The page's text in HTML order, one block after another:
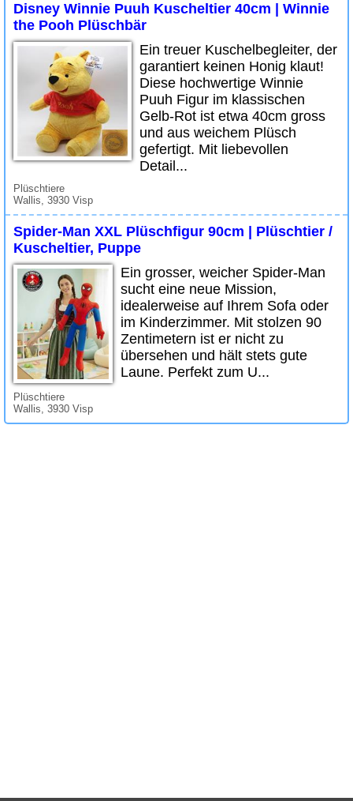
Disney Winnie Puuh Kuscheltier 40cm | Winnie
the Pooh Plüschbär
Ein treuer Kuschelbegleiter, der
garantiert keinen Honig klaut!
Diese hochwertige Winnie
Puuh Figur im klassischen
Gelb-Rot ist etwa 40cm gross
und aus weichem Plüsch
gefertigt. Mit liebevollen
Detail...
Plüschtiere
Wallis, 3930 Visp
Spider-Man XXL Plüschfigur 90cm | Plüschtier /
Kuscheltier, Puppe
Ein grosser, weicher Spider-Man
sucht eine neue Mission,
idealerweise auf Ihrem Sofa oder
im Kinderzimmer. Mit stolzen 90
Zentimetern ist er nicht zu
übersehen und hält stets gute
Laune. Perfekt zum U...
Plüschtiere
Wallis, 3930 Visp